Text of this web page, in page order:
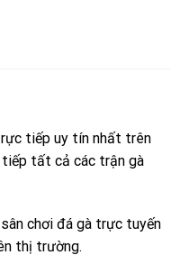
tiếp uy tín nhất trên
tất cả các trận gà
chơi đá gà trực tuyến
thị trường.